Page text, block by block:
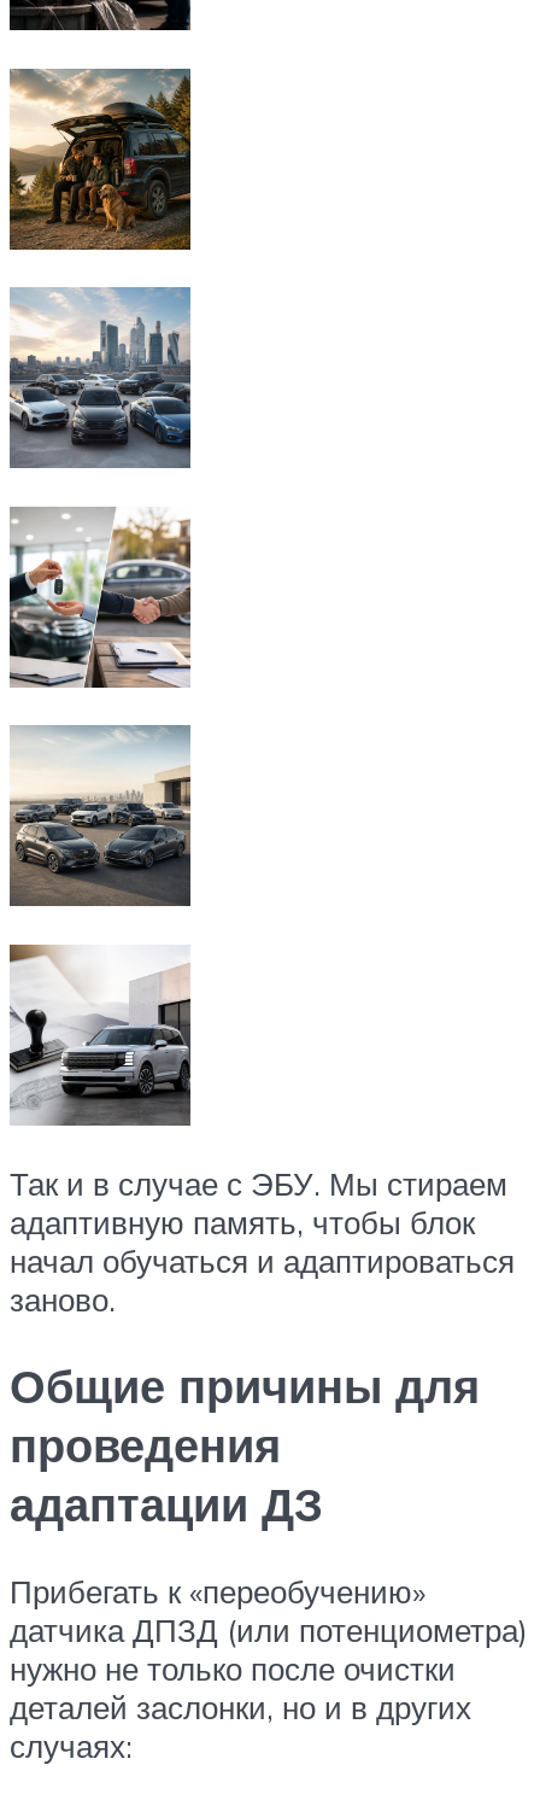
Так и в случае с ЭБУ. Мы стираем
адаптивную память, чтобы блок
начал обучаться и адаптироваться
заново.
Общие причины для
проведения
адаптации ДЗ
Прибегать к «переобучению»
датчика ДПЗД (или потенциометра)
нужно не только после очистки
деталей заслонки, но и в других
случаях: